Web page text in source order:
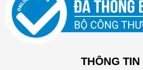
THÔNG TIN